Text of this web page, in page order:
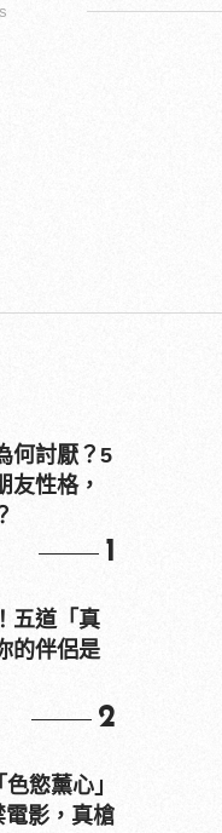
何討厭？5
友性格，
1
五道「真
的伴侶是
2
慾薰心」
電影，真槍